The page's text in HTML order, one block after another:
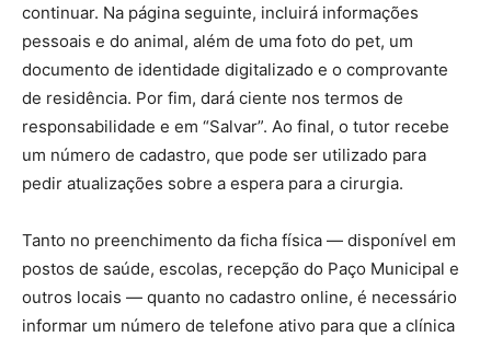
continuar. Na página seguinte, incluirá informações
pessoais e do animal, além de uma foto do pet, um
documento de identidade digitalizado e o comprovante
de residência. Por fim, dará ciente nos termos de
responsabilidade e em “Salvar”. Ao final, o tutor recebe
um número de cadastro, que pode ser utilizado para
pedir atualizações sobre a espera para a cirurgia.
Tanto no preenchimento da ficha física — disponível em
postos de saúde, escolas, recepção do Paço Municipal e
outros locais — quanto no cadastro online, é necessário
informar um número de telefone ativo para que a clínica